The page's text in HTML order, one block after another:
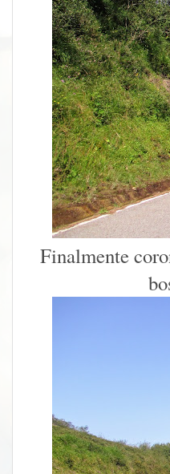
Finalmente